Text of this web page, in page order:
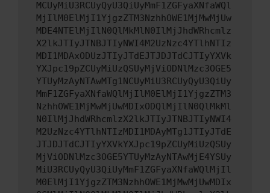
MCUyMiU3RCUyQyU3QiUyMmF1ZGFyaXNfaWQl
MjIlM0ElMjI1YjgzZTM3NzhhOWE1MjMwMjUw
MDE4NTElMjIlN0QlMkMlN0IlMjJhdWRhcmlz
X2lkJTIyJTNBJTIyNWI4M2UzNzc4YTlhNTIz
MDI1MDAxODUzJTIyJTdEJTJDJTdCJTIyYXVk
YXJpc19pZCUyMiUzQSUyMjViODNlMzc3OGE5
YTUyMzAyNTAwMTg1NCUyMiU3RCUyQyU3QiUy
MmF1ZGFyaXNfaWQlMjIlM0ElMjI1YjgzZTM3
NzhhOWE1MjMwMjUwMDIxODQlMjIlN0QlMkMl
N0IlMjJhdWRhcmlzX2lkJTIyJTNBJTIyNWI4
M2UzNzc4YTlhNTIzMDI1MDAyMTg1JTIyJTdE
JTJDJTdCJTIyYXVkYXJpc19pZCUyMiUzQSUy
MjViODNlMzc3OGE5YTUyMzAyNTAwMjE4YSUy
MiU3RCUyQyU3QiUyMmF1ZGFyaXNfaWQlMjIl
M0ElMjI1YjgzZTM3NzhhOWE1MjMwMjUwMDIx